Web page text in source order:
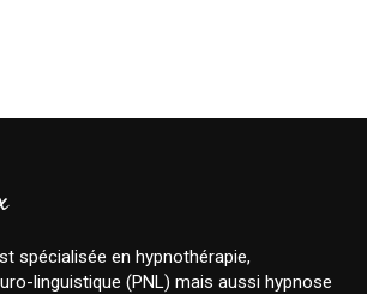
spécialisée en hypnothérapie,
linguistique (PNL) mais aussi hypnose